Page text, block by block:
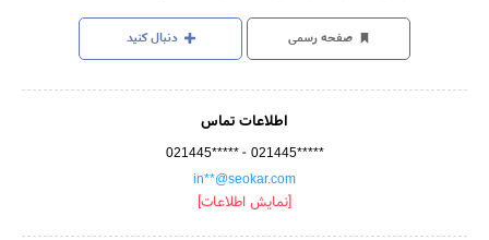
صفحه رسمی دنبال کنید
اطلاعات تماس
021445***** - 021445*****
in**@seokar.com
[نمایش اطلاعات]